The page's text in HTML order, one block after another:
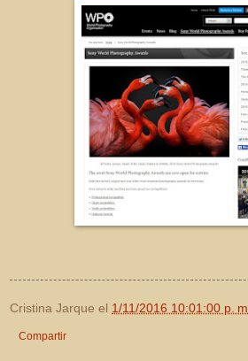
Cristina Jarque el 1/11/2016 10:01:00 p. m.
Compartir